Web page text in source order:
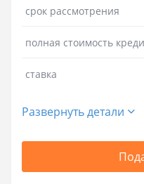
срок рассмотрения
полная стоимость
ставка
Развернуть детали